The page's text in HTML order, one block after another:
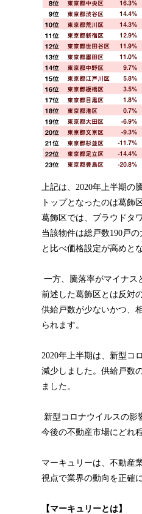
上記は、2020年上半期の
トップとなったのは葛飾
葛飾区では、プラウドタ
当該物件は総戸数190戸
と比べ価格設定が高めと
一方、騰落率がマイナス
前述した葛飾区とは反対
供給戸数が少ないかつ、
られます。
2020年上半期は、新型コ
減少しました。供給戸数
ました。
新型コロナウイルスの影
今後の不動産市場にどれ
マーキュリーは、不動産
視点で業界の動向を正確
【マーキュリーとは】